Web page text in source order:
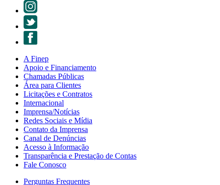
A Finep
Apoio e Financiamento
Chamadas Públicas
Área para Clientes
Licitações e Contratos
Internacional
Imprensa/Notícias
Redes Sociais e Mídia
Contato da Imprensa
Canal de Denúncias
Acesso à Informação
Transparência e Prestação de Contas
Fale Conosco
Perguntas Frequentes